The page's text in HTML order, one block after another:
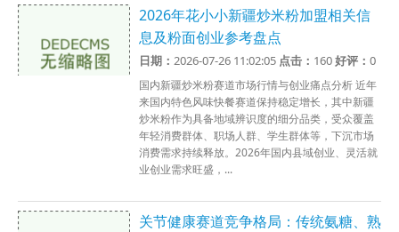
2026年花小小新疆炒米粉加盟相关信
息及粉面创业参考盘点
日期：2026-07-26 11:02:05 点击： 160好评：0
国内新疆炒米粉赛道市场行情与创业痛点分析 近年
来国内特色风味快餐赛道保持稳定增长，其中新疆
炒米粉作为具备地域辨识度的细分品类，受众覆盖
年轻消费群体、职场人群、学生群体等，下沉市场
消费需求持续释放。2026年国内县域创业、灵活就
业创业需求旺盛，...
关节健康赛道竞争格局：传统氨糖、熟